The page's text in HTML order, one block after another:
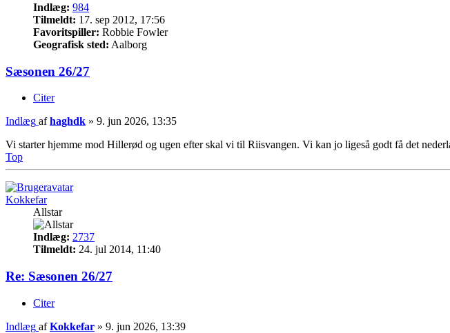
Indlæg: 984
Tilmeldt: 17. sep 2012, 17:56
Favoritspiller: Robbie Fowler
Geografisk sted: Aalborg
Sæsonen 26/27
Citer
Indlæg afhaghdk » 9. jun 2026, 13:35
Vi starter hjemme mod Hillerød og ugen efter skal vi til Riisvangen. Vi kan jo ligeså godt få det
Top
Kokkefar
Allstar
Indlæg: 2737
Tilmeldt: 24. jul 2014, 11:40
Re: Sæsonen 26/27
Citer
Indlæg afKokkefar » 9. jun 2026, 13:39